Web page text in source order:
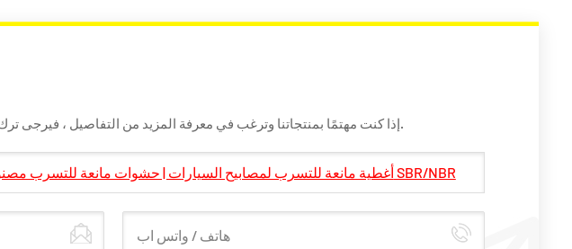
إذا كنت مهتمًا بمنتجاتنا وترغب في معرفة المزيد من التفاصيل ، فيرجى ترك رسالة هنا ، وسنرد عليك في أقرب وقت ممكن.
أغطية مانعة للتسرب لمصابيح السيارات | حشوات مانعة للتسرب مصنوعة حسب الطلب من مطاط SBR/NBR